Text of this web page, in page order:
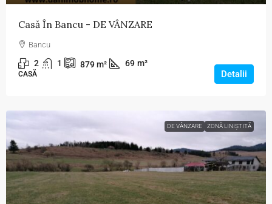
Casă În Bancu - DE VÂNZARE
Bancu
2 1 879m² 69 m²
CASĂ Detalii
DE VÂNZARE ZONĂ LINIȘTITĂ